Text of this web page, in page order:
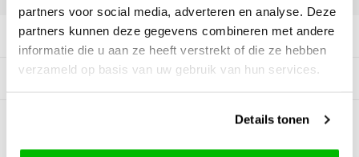
partners voor social media, adverteren en analyse. Deze
partners kunnen deze gegevens combineren met andere
informatie die u aan ze heeft verstrekt of die ze hebben
verzameld op basis van uw gebruik van hun services.
Details tonen
Productomschrijving
Gerelateerde producten
BEOORDELINGEN